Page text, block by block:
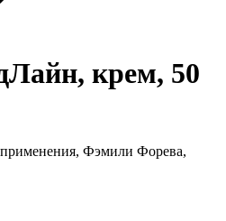
крем, 50
Фэмили Форева,